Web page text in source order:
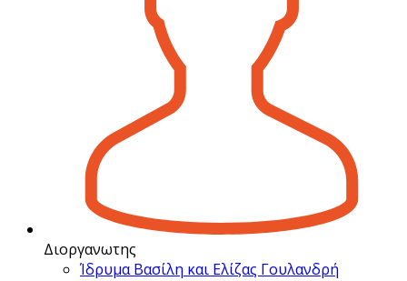
Διοργανωτης
Ίδρυμα Βασίλη και Ελίζας Γουλανδρή